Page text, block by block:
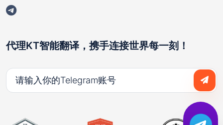
代理KT智能翻译，携手连接世界每一刻！